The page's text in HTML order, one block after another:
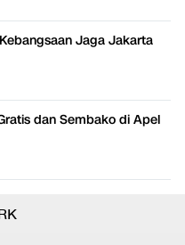
Jaga Jakarta
dan Sembako di Apel